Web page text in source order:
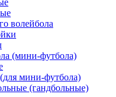
волейбола
(мини-футбола)
мини-футбола)
(гандбольные)